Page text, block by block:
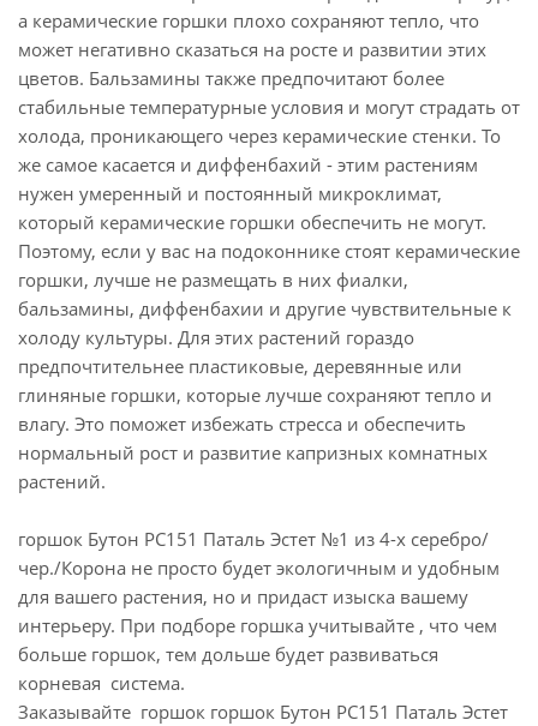
а керамические горшки плохо сохраняют тепло, что
может негативно сказаться на росте и развитии этих
цветов. Бальзамины также предпочитают более
стабильные температурные условия и могут страдать от
холода, проникающего через керамические стенки. То
же самое касается и диффенбахий - этим растениям
нужен умеренный и постоянный микроклимат,
который керамические горшки обеспечить не могут.
Поэтому, если у вас на подоконнике стоят керамические
горшки, лучше не размещать в них фиалки,
бальзамины, диффенбахии и другие чувствительные к
холоду культуры. Для этих растений гораздо
предпочтительнее пластиковые, деревянные или
глиняные горшки, которые лучше сохраняют тепло и
влагу. Это поможет избежать стресса и обеспечить
нормальный рост и развитие капризных комнатных
растений.
горшок Бутон РС151 Паталь Эстет №1 из 4-х серебро/
чер./Корона не просто будет экологичным и удобным
для вашего растения, но и придаст изыска вашему
интерьеру. При подборе горшка учитывайте , что чем
больше горшок, тем дольше будет развиваться
корневая система.
Заказывайте горшок горшок Бутон РС151 Паталь Эстет